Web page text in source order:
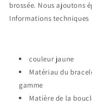
brossée. Nous ajoutons
Informations techniques
couleur jaune
Matériau du
gamme
Matière de la